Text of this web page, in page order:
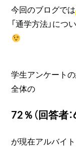
今回のブログでは
「通学方法」に
学生アンケート
全体の
72％（回答者：
が現在アルバイ